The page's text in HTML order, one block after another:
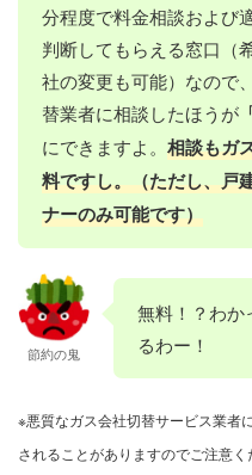
分程度で料金相談および
判断してもらえる窓口（
社の変更も可能）なので
替業者に相談したほうが
にできますよ。 相談もガ
料ですし。（ただし、戸
ナーのみ可能です）
節約の鬼
無料！？わか
るわー！
※悪質なガス会社切替サービス業者
されることがありますのでご注意く